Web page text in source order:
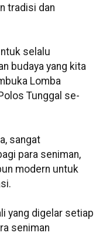
tradisi dan
selalu
budaya yang kita
Lomba
Tunggal se-
sangat
para seniman,
modern untuk
yang digelar setiap
seniman